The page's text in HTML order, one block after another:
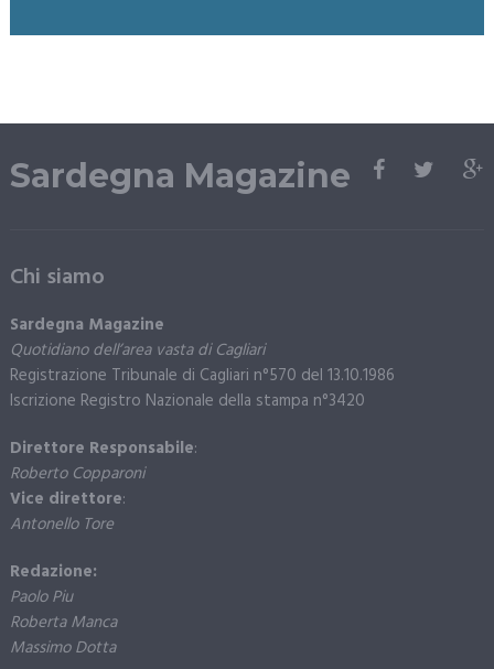
Sardegna Magazine
Chi siamo
Sardegna Magazine
Quotidiano dell’area vasta di Cagliari
Registrazione Tribunale di Cagliari n°570 del 13.10.1986
Iscrizione Registro Nazionale della stampa n°3420
Direttore Responsabile:
Roberto Copparoni
Vice direttore:
Antonello Tore
Redazione:
Paolo Piu
Roberta Manca
Massimo Dotta